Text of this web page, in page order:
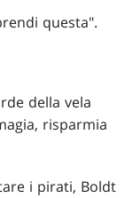
questa".
della vela
risparmia
i pirati, Boldt